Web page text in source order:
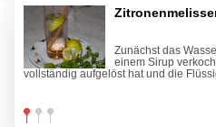
Zunächst das
einem Sirup
vollständig aufgelöst hat und die